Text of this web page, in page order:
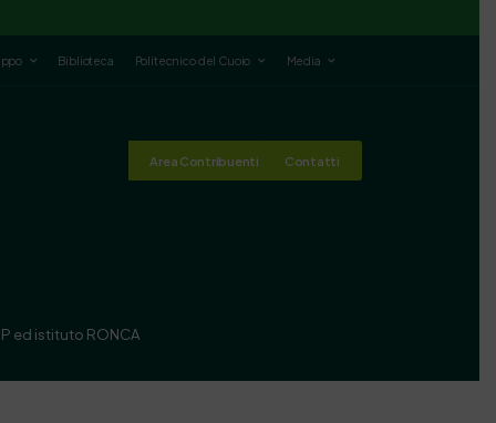
Biblioteca Politecnico del Cuoio Media
Area Contribuenti Contatti
ed istituto RONCA